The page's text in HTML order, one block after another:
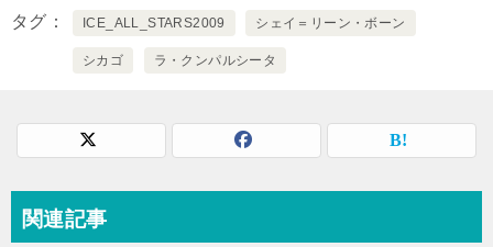
タグ ICE_ALL_STARS2009 シェイ＝リーン・ボーン
シカゴ ラ・クンパルシータ
関連記事